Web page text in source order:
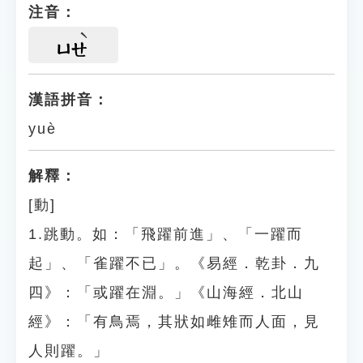
注音：
ㄩㄝ
漢語拼音：
yuè
解釋：
[動]
1.跳動。如：「飛躍前進」、「一躍而
起」、「雀躍不已」。《易經．乾卦．九
四》：「或躍在淵。」《山海經．北山
經》：「有鳥焉，其狀如雌雉而人面，見
人則躍。」